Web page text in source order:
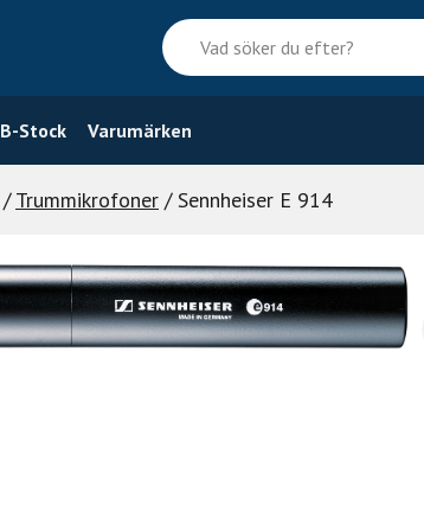
Vad
söker
du
efter?
B-Stock Varumärken
/Trummikrofoner / Sennheiser E 914